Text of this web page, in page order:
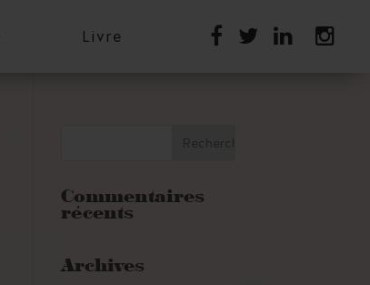
Livre
Commentaires
récents
Archives